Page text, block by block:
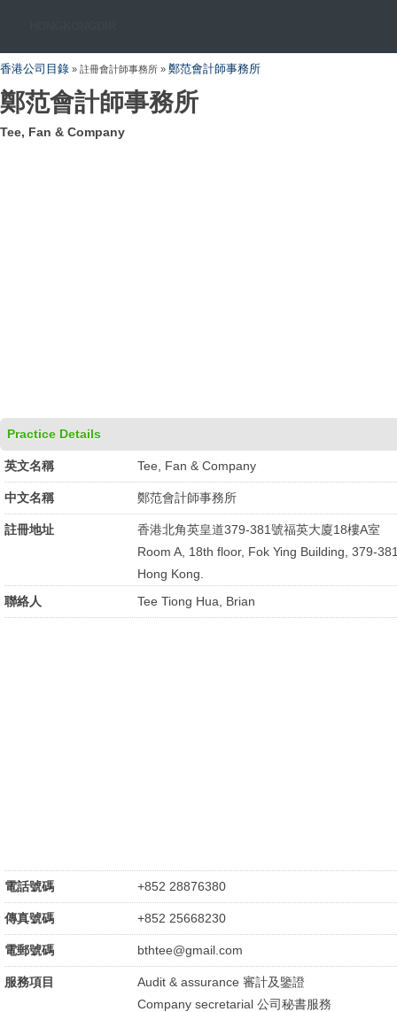
香港公司目錄 » 註冊會計師事務所 » 鄭范會計師事務所
鄭范會計師事務所
Tee, Fan & Company
Practice Details
英文名稱 Tee, Fan & Company
中文名稱 鄭范會計師事務所
註冊地址
香港北角英皇道379-381號福英大廈18樓A室
Room A, 18th floor, Fok Ying Building, 379-
Hong Kong.
聯絡人
Tee Tiong Hua, Brian
電話號碼 +852 28876380
傳真號碼 +852 25668230
電郵號碼 bthtee@gmail.com
服務項目
Audit & assurance 審計及鑒證
Company secretarial 公司秘書服務